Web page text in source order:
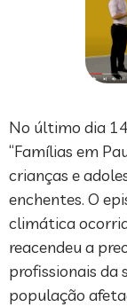
No último dia
“Famílias em
crianças e
enchentes. O
climática
reacendeu a
profissionais da
população